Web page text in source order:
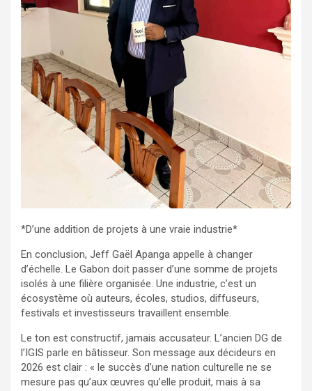
*D’une addition de projets à une vraie industrie*
En conclusion, Jeff Gaël Apanga appelle à changer
d’échelle. Le Gabon doit passer d’une somme de projets
isolés à une filière organisée. Une industrie, c’est un
écosystème où auteurs, écoles, studios, diffuseurs,
festivals et investisseurs travaillent ensemble.
Le ton est constructif, jamais accusateur. L’ancien DG de
l’IGIS parle en bâtisseur. Son message aux décideurs en
2026 est clair : « le succès d’une nation culturelle ne se
mesure pas qu’aux œuvres qu’elle produit, mais à sa